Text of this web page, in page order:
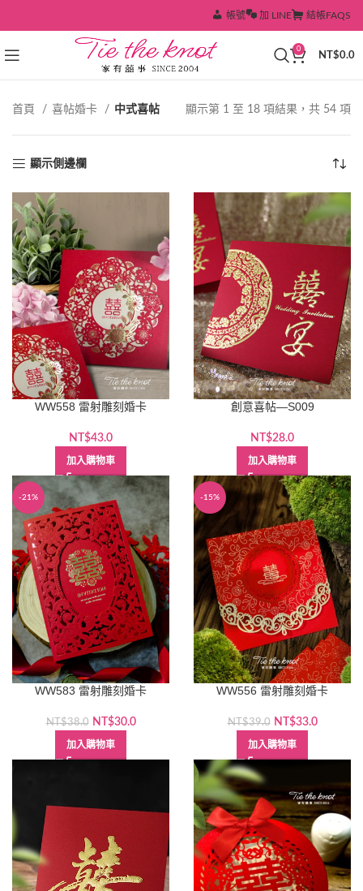
帳號 加 LINE 結帳FAQS
0
NT$0.0
首頁 喜帖婚卡 中式喜帖 顯示第 1 至 18 項結果，共 54 項
顯示側邊欄
WW558 雷射雕刻婚卡
NT$43.0
加入購物車
創意喜帖—S009
NT$28.0
加入購物車
-21%
WW583 雷射雕刻婚卡
NT$38.0 原
始
價
NT$30.0目
加入購物車
-15%
WW556 雷射雕刻婚卡
NT$39.0 原
始
價
NT$33.0目
NT$33.0
加入購物車